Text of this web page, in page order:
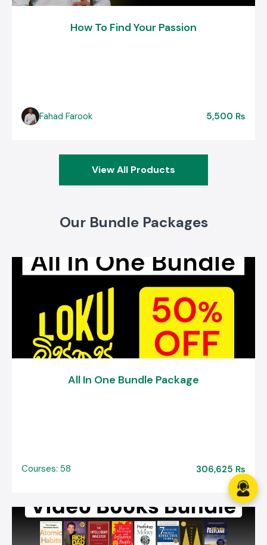
How To Find Your Passion
Fahad Farook 5,500 ₨
View All Products
Our Bundle Packages
All In One Bundle Package
Courses: 58 306,625 ₨